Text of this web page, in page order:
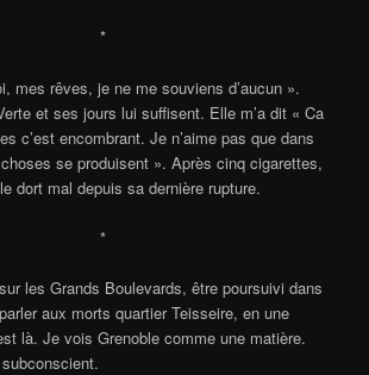
*
mes rêves, je ne me souviens d’aucun ».
et ses jours lui suffisent. Elle m’a dit « Ca
c’est encombrant. Je n’aime pas que dans
se produisent ». Après cinq cigarettes,
dort mal depuis sa dernière rupture.
*
les Grands Boulevards, être poursuivi dans
aux morts quartier Teisseire, en une
là. Je vois Grenoble comme une matière.